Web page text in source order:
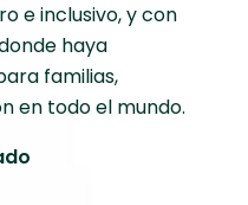
e inclusivo, y con
haya
familias,
en todo el mundo.